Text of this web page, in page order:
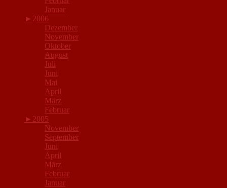
Januar
► 2006
Dezember
November
Oktober
August
Juli
Juni
Mai
April
März
Februar
► 2005
November
September
Juni
April
März
Februar
Januar